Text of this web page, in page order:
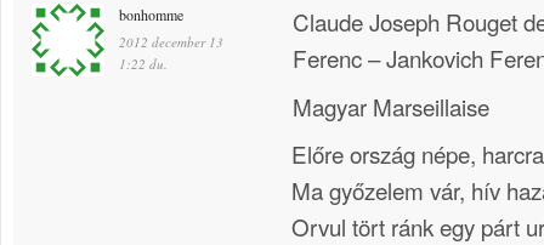
bonhomme
2012 december 13
1:22 du.
Claude Joseph Rouget
Ferenc – Jankovich
Magyar Marseillaise
Előre ország népe, harcra
Ma győzelem vár, hív
Orvul tört ránk egy párt